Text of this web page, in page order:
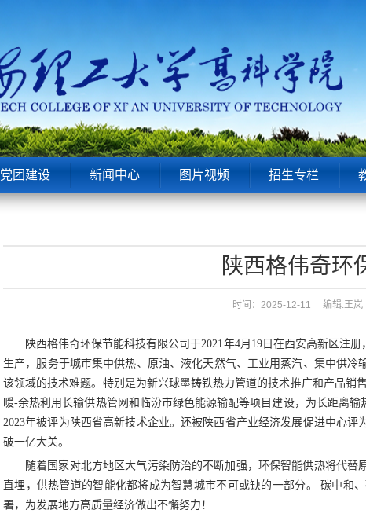
党团建设 新闻中心 图片视频 招生专栏
陕西格伟奇环
时间：2025-12-11 编辑:王岚
陕西格伟奇环保节能科技有限公司于2021年4月19日在西安高新区注
生产，服务于城市集中供热、原油、液化天然气、工业用蒸汽、集中供
该领域的技术难题。特别是为新兴球墨铸铁热力管道的技术推广和产品
暖-余热利用长输供热管网和临汾市绿色能源输配等项目建设，为长距离
2023年被评为陕西省高新技术企业。还被陕西省产业经济发展促进中心
破一亿大关。
随着国家对北方地区大气污染防治的不断加强，环保智能供热将代
直埋，供热管道的智能化都将成为智慧城市不可或缺的一部分。 碳中和
署，为发展地方高质量经济做出不懈努力！